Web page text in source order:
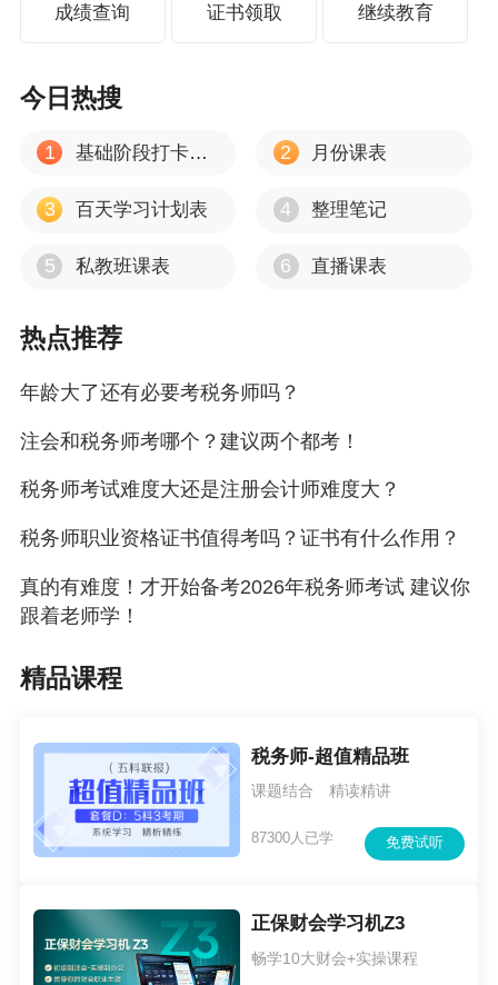
当前，税务师资格已成为基层干部提升素养、深
师备考科目多、内容广，考验着考生的学习定力
与钻研韧劲。备考的过程，不仅是知识的积累，
养成主动学习、持续精进的习惯。未来，希望更
多税务干部以备考税务师为契机，把专业知识转
业守护税收公平，立足岗位，积蓄“证”能量。（国
宜）
在高起点上持续学习
通过考试取得税务师资格，无疑是个人成长中很
有意义的一件事情。备考税务师的过程是对个人
智力、毅力和体力的全方位考验，取得证书则意
味着具备了从事财税工作的基本专业知识，和多
务师到一名优秀的企业税务经理，还需要在工作
财税工作者在实务工作中遇到的场景，远比试题
中的描述更加丰富和复杂，要以空杯心态持续学
习。考试的重点，并不等同于实务处理的难点。
中具体扣除项目的判断具有一定挑战性，但这一
实务难点，往往是题目中的已知项。税务师考题
成绩查询 证书领取 继续教育
今日热搜
1 基础阶段打卡计划 2 月份课表
3 百天学习计划表 4 整理笔记
5 私教班课表 6 直播课表
热点推荐
年龄大了还有必要考税务师吗？
注会和税务师考哪个？建议两个都考！
税务师考试难度大还是注册会计师难度大？
税务师职业资格证书值得考吗？证书有什么作用？
真的有难度！才开始备考2026年税务师考试 建议你
跟着老师学！
精品课程
税务师-超值精品班
课题结合 精读精讲
免费试听
87300人已学
正保财会学习机Z3
畅学10大财会+实操课程